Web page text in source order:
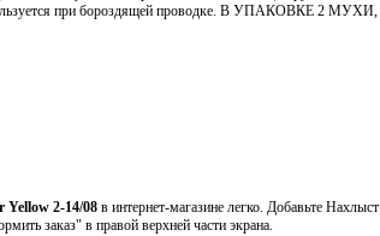
при бороздящей проводке. В УПАКОВКЕ 2 МУХИ,
2-14/08 в интернет-магазине легко. Добавьте Нахлыст
заказ" в правой верхней части экрана.